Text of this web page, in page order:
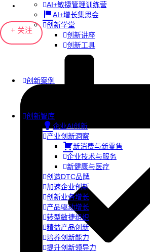
AI+敏捷管理训练营
AI+增长集思会
创新学堂
创新讲座
创新工具
创新案例
创新智库
企业AI创新
产业创新洞察
新消费与新零售
企业技术与服务
新健康与医疗
创造DTC品牌
加速企业创新
创新业务增长
产品驱动增长
转型敏捷组织
精益产品创新
培养创新能力
提升创新领导力
+ 关注